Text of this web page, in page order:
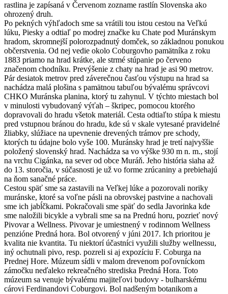
rastlina je zapísaná v Červenom zozname rastlín Slovenska ako
ohrozený druh.
Po pekných výhľadoch sme sa vrátili tou istou cestou na Veľkú
lúku, Piesky a odtiaľ po modrej značke ku Chate pod Muránskym
hradom, skromnejší polorozpadnutý domček, so základnou ponukou
občerstvenia. Od nej vedie okolo Coburgovho pamätníka z roku
1883 priamo na hrad krátke, ale strmé stúpanie po červeno
značenom chodníku. Prevýšenie z chaty na hrad je asi 90 metrov.
Pár desiatok metrov pred záverečnou časťou výstupu na hrad sa
nachádza malá plošina s pamätnou tabuľou bývalému správcovi
CHKO Muránska planina, ktorý tu zahynul. V týchto miestach bol
v minulosti vybudovaný výťah – škripec, pomocou ktorého
dopravovali do hradu všetok materiál. Cesta odtiaľto stúpa k miestu
pred vstupnou bránou do hradu, kde sú v skale vytesané pravidelné
žliabky, slúžiace na upevnenie drevených trámov pre schody,
ktorých tu údajne bolo vyše 100. Muránsky hrad je tretí najvyššie
položený slovenský hrad. Nachádza sa vo výške 930 m n. m., stojí
na vrchu Cigánka, na sever od obce Muráň. Jeho história siaha až
do 13. storočia, v súčasnosti je už vo forme zrúcaniny a prebiehajú
na ňom sanačné práce.
Cestou späť sme sa zastavili na Veľkej lúke a pozorovali noriky
muránske, ktoré sa voľne pásli na obrovskej pastvine a nachovali
sme ich jabĺčkami. Pokračovali sme späť do sedla Javorinka kde
sme naložili bicykle a vybrali sme sa na Prednú horu, pozrieť nový
Pivovar a Wellness. Pivovar je umiestnený v rodinnom Wellness
penzióne Predná hora. Bol otvorený v júni 2017. Ich prioritou je
kvalita nie kvantita. Tu niektorí účastníci využili služby wellnessu,
iný ochutnali pivo, resp. pozreli si aj expozíciu F. Coburga na
Prednej Hore. Múzeum sídli v malom drevenom poľovníckom
zámočku neďaleko rekreačného strediska Predná Hora. Toto
múzeum sa venuje bývalému majiteľovi budovy - bulharskému
cárovi Ferdinandovi Coburgovi. Bol nadšeným botanikom a